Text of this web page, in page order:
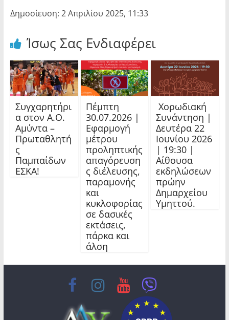
Δημοσίευση: 2 Απριλίου 2025, 11:33
Ίσως Σας Ενδιαφέρει
Συγχαρητήρι
α στον Α.Ο.
Αμύντα –
Πρωταθλητή
ς
Παμπαίδων
ΕΣΚΑ!
Πέμπτη
30.07.2026 |
Εφαρμογή
μέτρου
προληπτικής
απαγόρευση
ς διέλευσης,
παραμονής
και
κυκλοφορίας
σε δασικές
εκτάσεις,
πάρκα και
άλση
Χορωδιακή
Συνάντηση |
Δευτέρα 22
Ιουνίου 2026
| 19:30 |
Αίθουσα
εκδηλώσεων
πρώην
Δημαρχείου
Υμηττού.